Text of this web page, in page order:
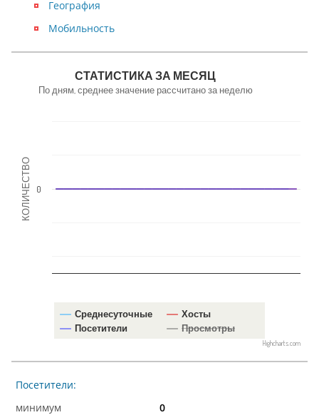
География
Мобильность
КОЛИЧЕСТВО
СТАТИСТИКА ЗА МЕСЯЦ
По дням, среднее значение рассчитано за неделю
Среднесуточные
Хосты
Посетители
Просмотры
0
Highcharts.com
Посетители:
0